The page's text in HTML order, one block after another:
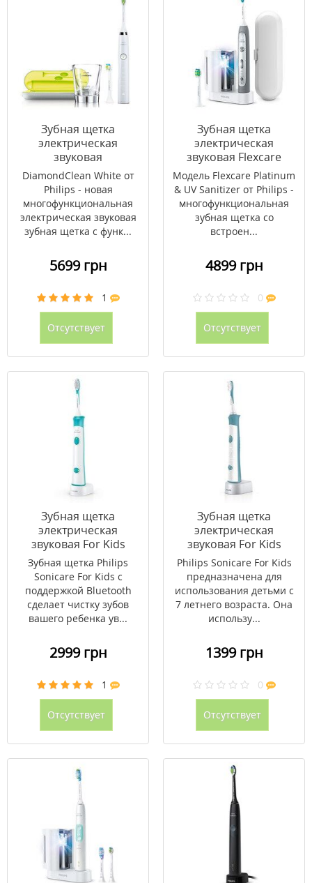
Зубная щетка
электрическая
звуковая
DiamondClean White
HX9332/04
DiamondClean White от
Philips - новая
многофункциональная
электрическая звуковая
зубная щетка с функ...
5699 грн
1
Отсутствует
Зубная щетка
электрическая
звуковая Flexcare
Platinum & UV
Sanitizer HX9172/14
Модель Flexcare Platinum
& UV Sanitizer от Philips -
многофункциональная
зубная щетка со
встроен...
4899 грн
0
Отсутствует
Зубная щетка
электрическая
звуковая For Kids
Connected HX6322/04
Зубная щетка Philips
Sonicare For Kids с
поддержкой Bluetooth
сделает чистку зубов
вашего ребенка ув...
2999 грн
1
Отсутствует
Зубная щетка
электрическая
звуковая For Kids
HX6311/07
Philips Sonicare For Kids
предназначена для
использования детьми с
7 летнего возраста. Она
использу...
1399 грн
0
Отсутствует